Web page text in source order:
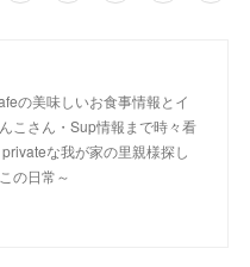
の美味しいお食事情報とイ
こさん・Sup情報まで時々看
な我が家の里親様探し
の日常～